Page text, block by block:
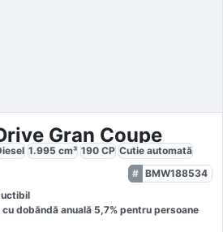
Gran Coupe
1.995 cm³ 190 CP Cutie automată
BMW188534
cu dobăndă anuală 5,7% pentru persoane